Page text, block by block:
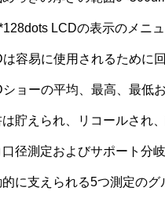
LCDの表示のメニ
は容易に使用されるために
ショーの平均、最高、最低
貯えられ、リコールされ
口径測定およびサポート分
的に支えられる5つ測定の